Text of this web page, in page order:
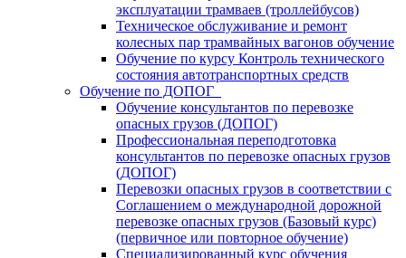
эксплуатации трамваев (троллейбусов)
Техническое обслуживание и ремонт
колесных пар трамвайных вагонов обучение
Обучение по курсу Контроль технического
состояния автотранспортных средств
Обучение по ДОПОГ
Обучение консультантов по перевозке
опасных грузов (ДОПОГ)
Профессиональная переподготовка
консультантов по перевозке опасных грузов
(ДОПОГ)
Перевозки опасных грузов в соответствии с
Соглашением о международной дорожной
перевозке опасных грузов (Базовый курс)
(первичное или повторное обучение)
Специализированный курс обучения